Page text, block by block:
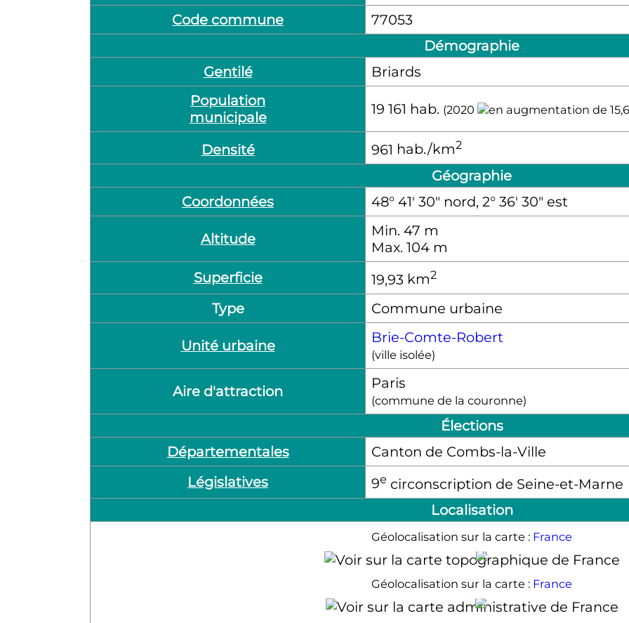
Code commune
77053
Démographie
Gentilé
Briards
Population
municipale
19 161 hab. (2020
Densité 961 hab./km2
Géographie
Coordonnées
48° 41′ 30″ nord, 2° 36′ 30″ est
Altitude Min. 47 m
Max. 104 m
Superficie
19,93 km2
Type Commune urbaine
Unité urbaine Brie-Comte-Robert
(ville isolée)
Aire d'attraction Paris
(commune de la couronne)
Élections
Départementales
Canton de Combs-la-Ville
Législatives
9e circonscription de Seine-et-Marne
Localisation
Géolocalisation sur la carte : France
Brie-Comte-Robert
Géolocalisation sur la carte : France
Brie-Comte-Robert